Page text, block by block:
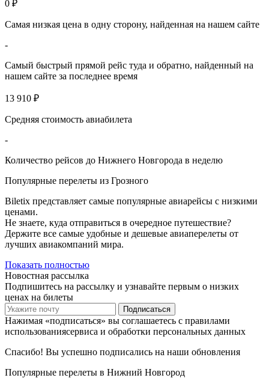
0 ₽
Самая низкая цена в одну сторону, найденная на нашем сайте
-
Самый быстрый прямой рейс туда и обратно, найденный на
нашем сайте за последнее время
13 910 ₽
Средняя стоимость авиабилета
-
Количество рейсов до Нижнего Новгорода в неделю
Популярные перелеты из Грозного
Biletix представляет самые популярные авиарейсы с низкими
ценами.
Не знаете, куда отправиться в очередное путешествие?
Держите все самые удобные и дешевые авиаперелеты от
лучших авиакомпаний мира.
Показать полностью
Новостная рассылка
Подпишитесь на рассылку и узнавайте первым о низких
ценах на билеты
Подписаться
Нажимая «подписаться» вы соглашаетесь с правилами
использованиясервиса и обработки персональных данных
Спасибо! Вы успешно подписались на наши обновления
Популярные перелеты в Нижний Новгород